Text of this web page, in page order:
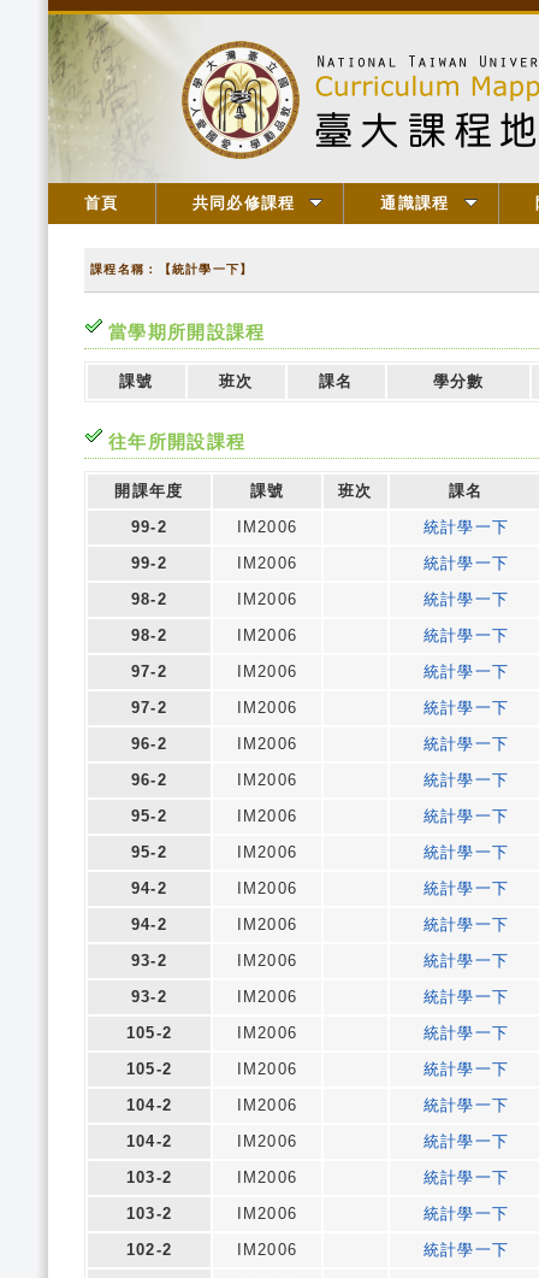
首頁 共同必修課程 通識課程
課程名稱：【統計學一下】
當學期所開設課程
課號 班次 課名 學分數
往年所開設課程
開課年度 課號 班次
課名
99-2
IM2006
統計學一下
99-2
IM2006
統計學一下
98-2
IM2006
統計學一下
98-2
IM2006
統計學一下
97-2
IM2006
統計學一下
97-2
IM2006
統計學一下
96-2
IM2006
統計學一下
96-2
IM2006
統計學一下
95-2
IM2006
統計學一下
95-2
IM2006
統計學一下
94-2
IM2006
統計學一下
94-2
IM2006
統計學一下
93-2
IM2006
統計學一下
93-2
IM2006
統計學一下
105-2
IM2006
統計學一下
105-2
IM2006
統計學一下
104-2
IM2006
統計學一下
104-2
IM2006
統計學一下
103-2
IM2006
統計學一下
103-2
IM2006
統計學一下
102-2
IM2006
統計學一下